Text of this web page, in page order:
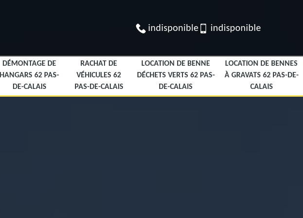
indisponible indisponible
DÉMONTAGE DE
HANGARS 62 PAS-
DE-CALAIS
RACHAT DE
VÉHICULES 62
PAS-DE-CALAIS
LOCATION DE BENNE
DÉCHETS VERTS 62 PAS-
DE-CALAIS
LOCATION DE BENNES
À GRAVATS 62 PAS-DE-
CALAIS